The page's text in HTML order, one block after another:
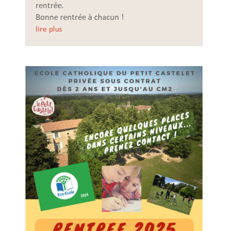
rentrée.
Bonne rentrée à chacun !
lire plus